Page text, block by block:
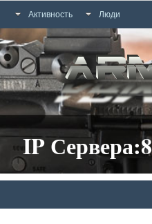
Активность Люди
IP